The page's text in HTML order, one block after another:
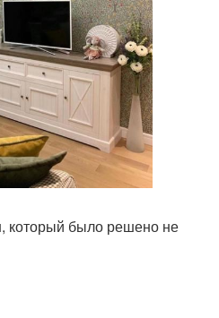
который было решено не